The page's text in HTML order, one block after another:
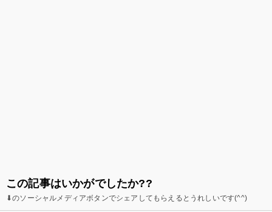
この記事はいかがでしたか??
⬇のソーシャルメディアボタンでシェアしてもらえるとうれしいです(^^)